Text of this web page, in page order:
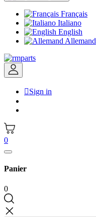
Français
Italiano
English
Allemand
Sign in
0
Panier
0